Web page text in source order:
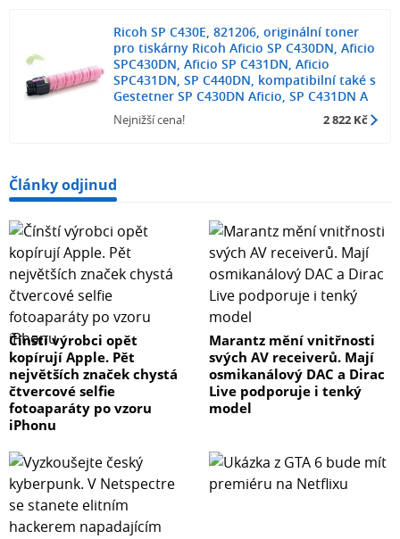
Ricoh SP C430E, 821206, originální toner
pro tiskárny Ricoh Aficio SP C430DN, Aficio
SPC430DN, Aficio SP C431DN, Aficio
SPC431DN, SP C440DN, kompatibilní také s
Gestetner SP C430DN Aficio, SP C431DN A
Nejnižší cena! 2 822 Kč
Články odjinud
Čínští výrobci opět
kopírují Apple. Pět
největších značek chystá
čtvercové selfie
fotoaparáty po vzoru
iPhonu
Marantz mění vnitřnosti
svých AV receiverů. Mají
osmikanálový DAC a Dirac
Live podporuje i tenký
model